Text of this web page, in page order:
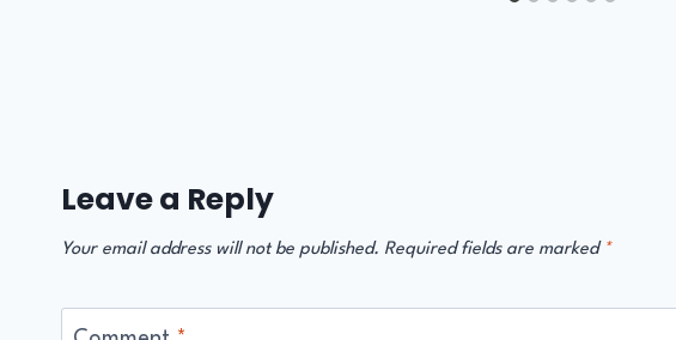
Leave a Reply
Your email address will not be published. Required fields are marked *